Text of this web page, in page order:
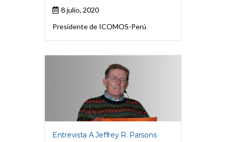
8 julio, 2020
Presidente de ICOMOS-Perú
Entrevista A Jeffrey R. Parsons